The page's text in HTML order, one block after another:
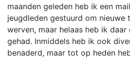
maanden geleden heb ik een
jeugdleden gestuurd om nieuwe
werven, maar helaas heb ik
gehad. Inmiddels heb ik ook
benaderd, maar tot op heden